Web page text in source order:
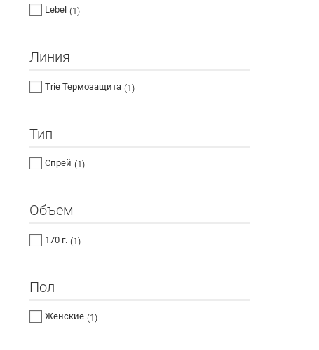
Lebel (1)
Линия
Trie Термозащита (1)
Тип
Спрей (1)
Объем
170 г. (1)
Пол
Женские (1)